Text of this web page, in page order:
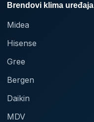
Brendovi klima uređaja
Midea
Hisense
Gree
Bergen
Daikin
MDV